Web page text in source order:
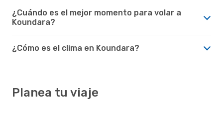
¿Cuándo es el mejor momento para volar a
Koundara?
¿Cómo es el clima en Koundara?
Planea tu viaje